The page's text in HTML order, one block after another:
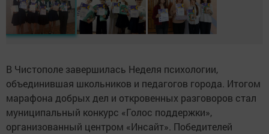
В Чистополе завершилась Неделя психологии,
объединившая школьников и педагогов города. Итогом
марафона добрых дел и откровенных разговоров стал
муниципальный конкурс «Голос поддержки»,
организованный центром «Инсайт». Победителей